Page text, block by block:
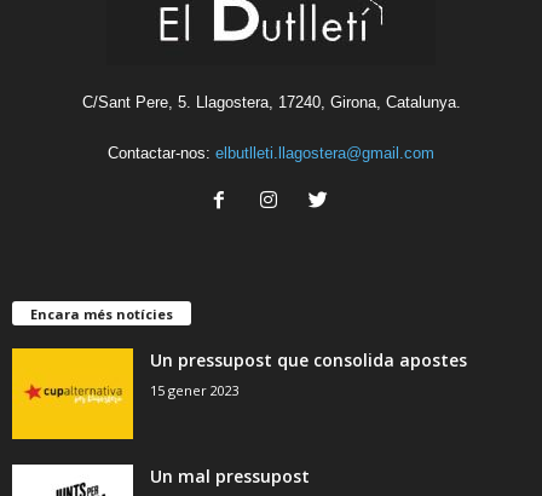
C/Sant Pere, 5. Llagostera, 17240, Girona, Catalunya.
Contactar-nos: elbutlleti.llagostera@gmail.com
Encara més notícies
Un pressupost que consolida apostes
15 gener 2023
Un mal pressupost